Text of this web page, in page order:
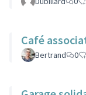
Café
Bertrand 0